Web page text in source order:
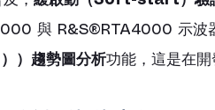
與 R&S®RTA4000 示波
趨勢圖分析功能，這是在